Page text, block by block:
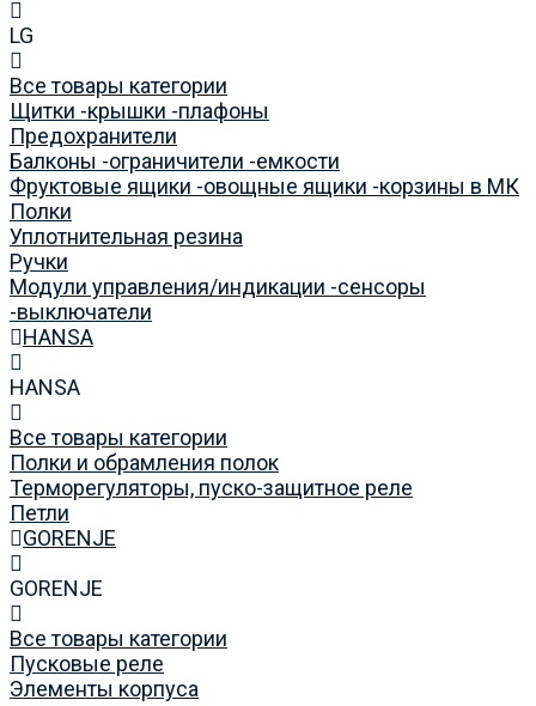
LG
Все товары категории
Щитки -крышки -плафоны
Предохранители
Балконы -ограничители -емкости
Фруктовые ящики -овощные ящики -корзины в МК
Полки
Уплотнительная резина
Ручки
Модули управления/индикации -сенсоры
-выключатели
HANSA
HANSA
Все товары категории
Полки и обрамления полок
Терморегуляторы, пуско-защитное реле
Петли
GORENJE
GORENJE
Все товары категории
Пусковые реле
Элементы корпуса